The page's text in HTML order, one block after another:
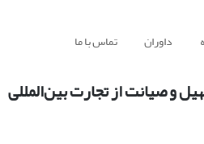
داوران تماس با ما
و صیانت از تجارت بین‌المللی